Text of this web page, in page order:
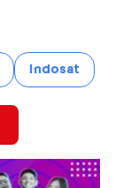
Indosat